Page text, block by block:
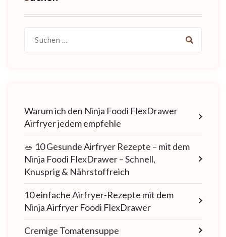
nach:
Warum ich den Ninja Foodi FlexDrawer
Airfryer jedem empfehle
🥗 10 Gesunde Airfryer Rezepte – mit dem
Ninja Foodi FlexDrawer – Schnell,
Knusprig & Nährstoffreich
10 einfache Airfryer-Rezepte mit dem
Ninja Airfryer Foodi FlexDrawer
Cremige Tomatensuppe